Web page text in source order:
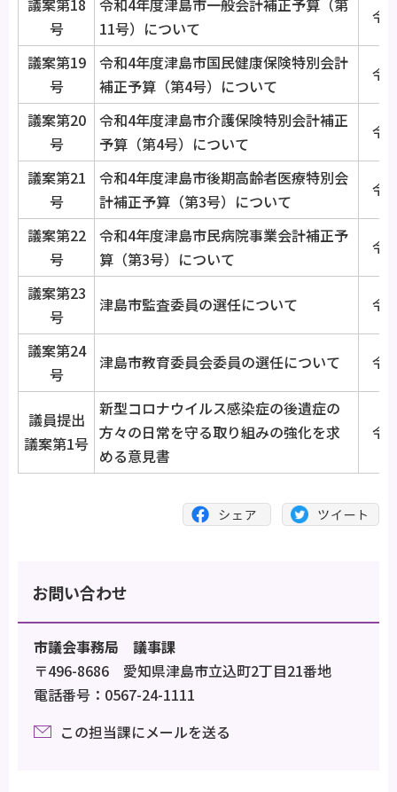
議案第18
号
令和4年度津島市一般会計補正予算（第
11号）について
令
議案第19
号
令和4年度津島市国民健康保険特別会計
補正予算（第4号）について
令
議案第20
号
令和4年度津島市介護保険特別会計補正
予算（第4号）について
令
議案第21
号
令和4年度津島市後期高齢者医療特別会
計補正予算（第3号）について
令
議案第22
号
令和4年度津島市民病院事業会計補正予
算（第3号）について
令
議案第23
号
津島市監査委員の選任について 令
議案第24
号
津島市教育委員会委員の選任について 令
議員提出
議案第1号
新型コロナウイルス感染症の後遺症の
方々の日常を守る取り組みの強化を求
める意見書
令
お問い合わせ
市議会事務局 議事課
〒496-8686 愛知県津島市立込町2丁目21番地
電話番号：0567-24-1111
この担当課にメールを送る